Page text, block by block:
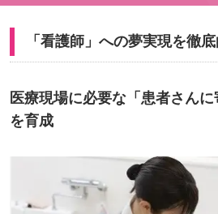
「看護師」への夢実現を徹
医療現場に必要な「患者さん
を育成